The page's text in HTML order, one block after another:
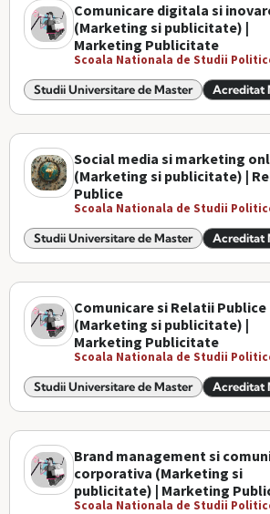
Comunicare digitala si
(Marketing si publicitate) |
Marketing Publicitate
Scoala Nationala de Studii
Studii Universitare de Master Acreditat
Social media si marketing
(Marketing si publicitate) |
Publice
Scoala Nationala de Studii
Studii Universitare de Master Acreditat
Comunicare si Relatii Publice
(Marketing si publicitate) |
Marketing Publicitate
Scoala Nationala de Studii
Studii Universitare de Master Acreditat
Brand management si
corporativa (Marketing si
publicitate) | Marketing
Scoala Nationala de Studii